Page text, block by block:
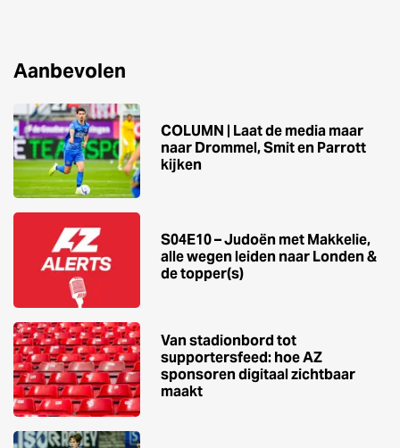
Aanbevolen
COLUMN | Laat de media maar
naar Drommel, Smit en Parrott
kijken
S04E10 – Judoën met Makkelie,
alle wegen leiden naar Londen &
de topper(s)
Van stadionbord tot
supportersfeed: hoe AZ
sponsoren digitaal zichtbaar
maakt